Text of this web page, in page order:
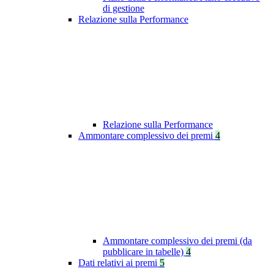
di gestione
Relazione sulla Performance
Relazione sulla Performance
Ammontare complessivo dei premi 4
Ammontare complessivo dei premi (da
pubblicare in tabelle) 4
Dati relativi ai premi 5